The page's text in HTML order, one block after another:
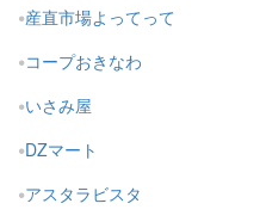
産直市場よってって
コープおきなわ
いさみ屋
DZマート
アスタラビスタ